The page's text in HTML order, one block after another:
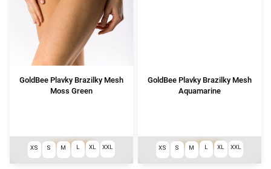
GoldBee Plavky Brazilky Mesh
Moss Green
od1 290 Kč
XS S M L XL XXL
GoldBee Plavky Brazilky Mesh
Aquamarine
od1 290 Kč
XS S M L XL XXL